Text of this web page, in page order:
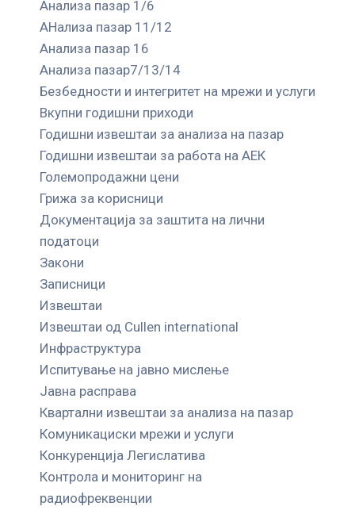
Анализа пазар 1/6
АНализа пазар 11/12
Анализа пазар 16
Анализа пазар7/13/14
Безбедности и интегритет на мрежи и услуги
Вкупни годишни приходи
Годишни извештаи за анализа на пазар
Годишни извештаи за работа на АЕК
Големопродажни цени
Грижа за корисници
Документација за заштита на лични
податоци
Закони
Записници
Извештаи
Извештаи од Cullen international
Инфраструктура
Испитување на јавно мислење
Јавна расправа
Квартални извештаи за анализа на пазар
Комуникациски мрежи и услуги
Конкуренција Легислатива
Контрола и мониторинг на
радиофреквенции